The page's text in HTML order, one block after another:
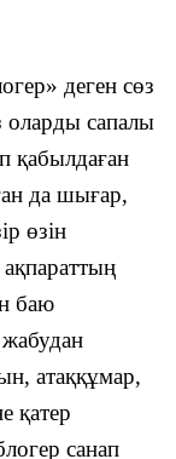
деген сөз
оларды сапалы
қабылдаған
да шығар,
өзін
баю
атаққұмар,
қатер
санап